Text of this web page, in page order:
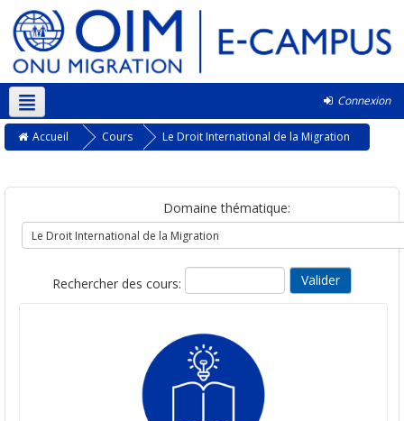
Connexion
Français ‎(fr)‎
Accueil Cours Le Droit International de la Migration
Domaine thématique:
Rechercher des cours: